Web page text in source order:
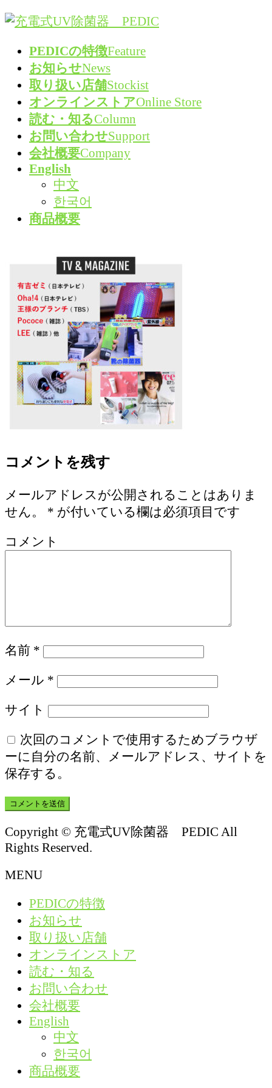
コ
ナ
PEDICの特徴Feature
お知らせNews
取り扱い店舗Stockist
オンラインストアOnline Store
読む・知るColumn
お問い合わせSupport
会社概要Company
English
中文
한국어
商品概要
コメントを残す
メールアドレスが公開されることはありま
せん。
* が付いている欄は必須項目です
コメント
名前 *
メール *
サイト
次回のコメントで使用するためブラウザ
ーに自分の名前、メールアドレス、サイトを
保存する。
Copyright © 充電式UV除菌器 PEDIC All
Rights Reserved.
MENU
PEDICの特徴
お知らせ
取り扱い店舗
オンラインストア
読む・知る
お問い合わせ
会社概要
English
中文
한국어
商品概要